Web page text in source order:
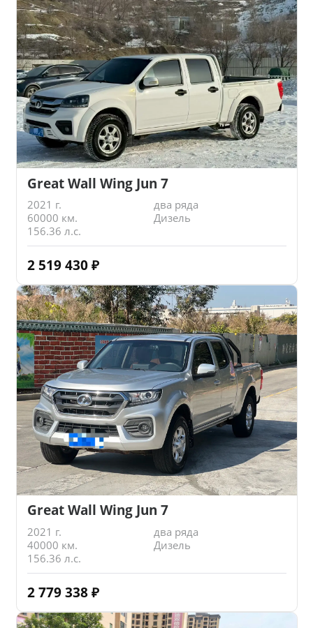
Great Wall Wing Jun 7
2021 г.
два ряда
60000 км.
Дизель
156.36 л.с.
2 519 430 ₽
Great Wall Wing Jun 7
2021 г.
два ряда
40000 км.
Дизель
156.36 л.с.
2 779 338 ₽